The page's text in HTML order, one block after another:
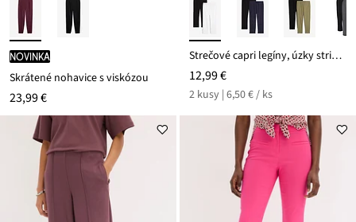
novinka
Skrátené nohavice s viskózou
23,99 €
Strečové capri legíny, úzky strih (2 ks)
12,99 €
2 kusy | 6,50 € / ks